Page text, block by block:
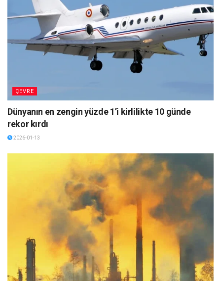
ÇEVRE
Dünyanın en zengin yüzde 1’i kirlilikte 10 günde
rekor kırdı
2026-01-13